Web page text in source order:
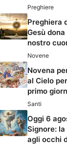
Preghiere
Preghiera
Gesù
nostro
Novene
Novena
al Cielo
primo
Santi
Oggi 6
Signore:
agli occhi